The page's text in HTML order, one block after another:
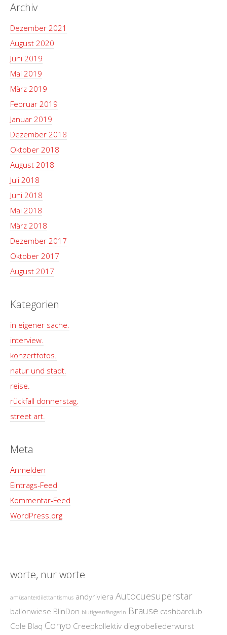
Archiv
Dezember 2021
August 2020
Juni 2019
Mai 2019
März 2019
Februar 2019
Januar 2019
Dezember 2018
Oktober 2018
August 2018
Juli 2018
Juni 2018
Mai 2018
März 2018
Dezember 2017
Oktober 2017
August 2017
Kategorien
in eigener sache.
interview.
konzertfotos.
natur und stadt.
reise.
rückfall donnerstag.
street art.
Meta
Anmelden
Eintrags-Feed
Kommentar-Feed
WordPress.org
worte, nur worte
amüsanterdilettantismus andyriviera Autocuesuperstar
ballonwiese BlinDon blutigeanfängerin Brause cashbarclub
Cole Blaq Conyo Creepkollektiv diegrobeliederwurst